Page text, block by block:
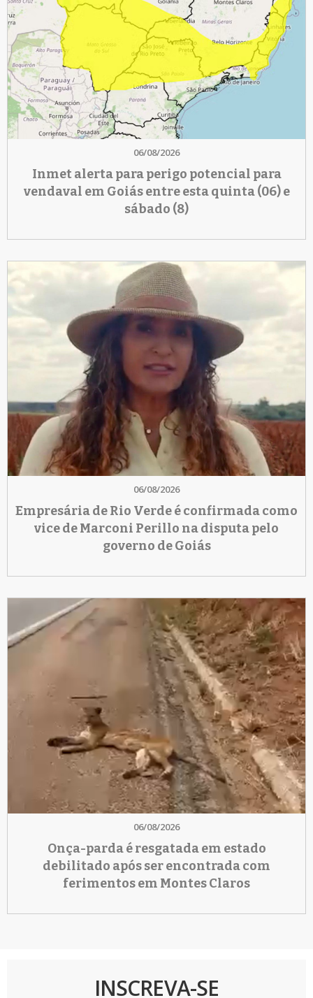
06/08/2026
Inmet alerta para perigo potencial para
vendaval em Goiás entre esta quinta (06) e
sábado (8)
06/08/2026
Empresária de Rio Verde é confirmada como
vice de Marconi Perillo na disputa pelo
governo de Goiás
06/08/2026
Onça-parda é resgatada em estado
debilitado após ser encontrada com
ferimentos em Montes Claros
INSCREVA-SE